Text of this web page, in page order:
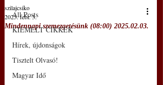
All Posts
KIEMELT CIKKEK
Hírek, újdonságok
Tisztelt Olvasó!
Magyar Idő
Mindennapi szemezgetésünk (08:00) 2025.02.03.
szilajcsiko
2025. febr. 3.